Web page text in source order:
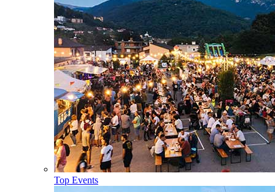
Top Events